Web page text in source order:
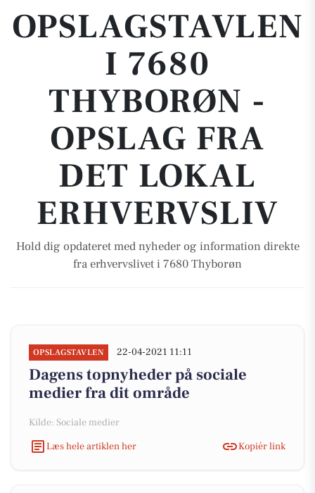
OPSLAGSTAVLEN
I 7680
THYBORØN -
OPSLAG FRA
DET LOKAL
ERHVERVSLIV
Hold dig opdateret med nyheder og information direkte
fra erhvervslivet i 7680 Thyborøn
OPSLAGSTAVLEN 22-04-2021 11:11
Dagens topnyheder på sociale
medier fra dit område
Kilde: Sociale medier
Læs hele artiklen her
Kopiér link